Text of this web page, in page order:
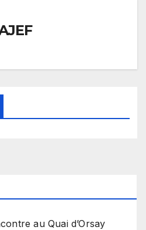
au Quai d’Orsay